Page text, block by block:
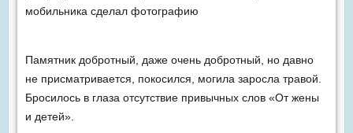
мобильника сделал фотографию
Памятник добротный, даже очень добротный, но давно
не присматривается, покосился, могила заросла травой.
Бросилось в глаза отсутствие привычных слов «От жены
и детей».